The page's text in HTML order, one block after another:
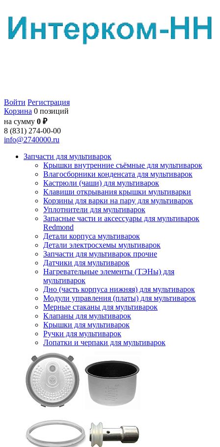
Войти Регистрация
Корзина 0 позиций
на сумму 0 ₽
8 (831) 274-00-00
info@2740000.ru
Запчасти для мультиварок
Крышки внутренние съёмные для мультиварок
Влагосборники конденсата для мультиварок
Кастрюли (чаши) для мультиварок
Клавиши открывания крышки мультиварки
Корзины для варки на пару для мультиварок
Уплотнители для мультиварок
Запасные части и аксессуары для мультиварок
Redmond
Детали корпуса мультиварок
Детали электросхемы мультиварок
Запчасти для мультиварок прочие
Датчики для мультиварок
Нагревательные элементы (ТЭНы) для
мультиварок
Дно (часть корпуса нижняя) для мультиварок
Модули управления (платы) для мультиварок
Мерные стаканы для мультиварок
Клапаны для мультиварок
Крышки для мультиварок
Ручки для мультиварок
Лопатки и черпаки для мультиварок